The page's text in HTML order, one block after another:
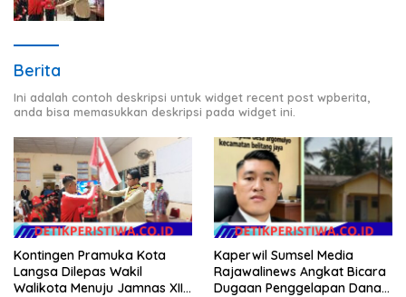
Berita
Ini adalah contoh deskripsi untuk widget recent post wpberita,
anda bisa memasukkan deskripsi pada widget ini.
Kontingen Pramuka Kota
Langsa Dilepas Wakil
Walikota Menuju Jamnas XII
Kaperwil Sumsel Media
Rajawalinews Angkat Bicara
Dugaan Penggelapan Dana